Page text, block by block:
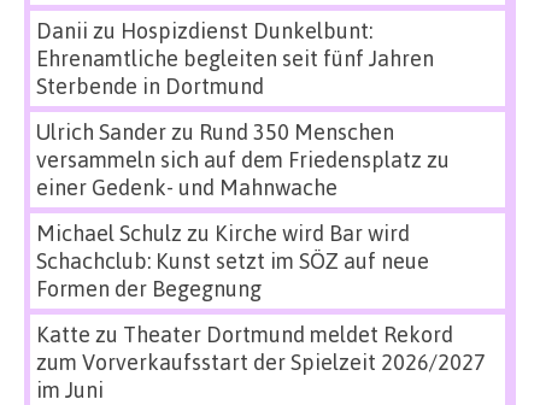
Danii zu Hospizdienst Dunkelbunt:
Ehrenamtliche begleiten seit fünf Jahren
Sterbende in Dortmund
Ulrich Sanderzu Rund 350 Menschen
versammeln sich auf dem Friedensplatz zu
einer Gedenk- und Mahnwache
Michael Schulz zu Kirche wird Bar wird
Schachclub: Kunst setzt im SÖZ auf neue
Formen der Begegnung
Katte zu Theater Dortmund meldet Rekord
zum Vorverkaufsstart der Spielzeit 2026/2027
im Juni